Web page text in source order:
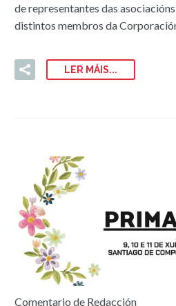
de representantes das
distintos membros da
LER MÁIS...
Comentario de Redacción